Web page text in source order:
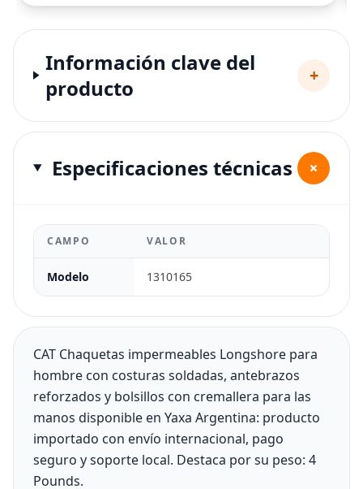
Información clave del
producto
+
Especificaciones técnicas +
CAMPO VALOR
Modelo 1310165
CAT Chaquetas impermeables Longshore para
hombre con costuras soldadas, antebrazos
reforzados y bolsillos con cremallera para las
manos disponible en Yaxa Argentina: producto
importado con envío internacional, pago
seguro y soporte local. Destaca por su peso: 4
Pounds.